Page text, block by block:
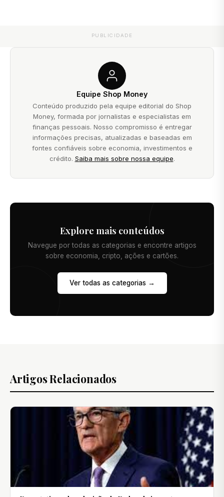
PUBLICIDADE
Equipe Shop Money
Conteúdo produzido pela equipe editorial do Shop
Money, formada por jornalistas e especialistas em
finanças pessoais. Nosso compromisso é entregar
informações precisas, atualizadas e baseadas em
fontes confiáveis sobre economia, investimentos e
crédito. Saiba mais sobre nossa equipe.
Explore mais conteúdos
Navegue por todas as categorias e encontre artigos
sobre economia, cripto, ações e cartões.
Ver todas as categorias →
Artigos Relacionados